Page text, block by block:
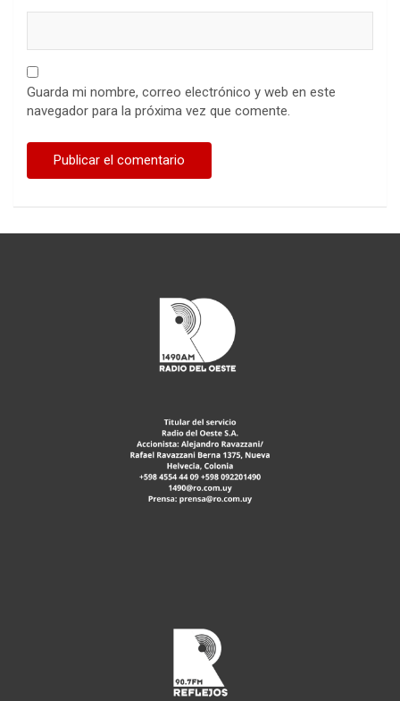
Guarda mi nombre, correo electrónico y web en este
navegador para la próxima vez que comente.